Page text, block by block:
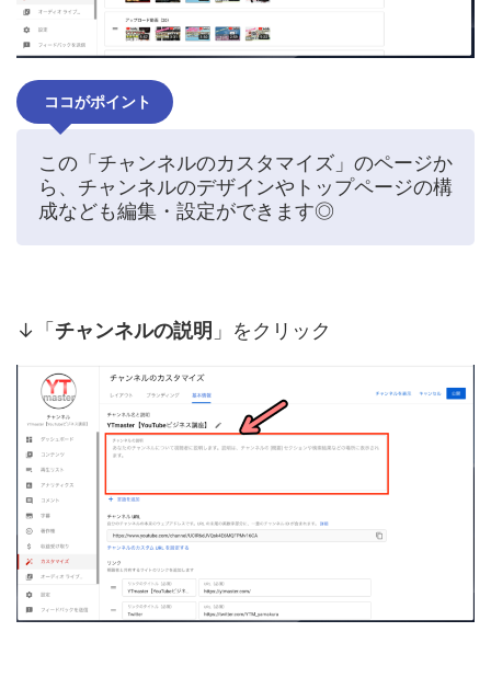
ココがポイント
この「チャンネルのカスタマイズ」のページか
ら、チャンネルのデザインやトップページの構
成なども編集・設定ができます◎
↓「 チャンネルの説明 」をクリック